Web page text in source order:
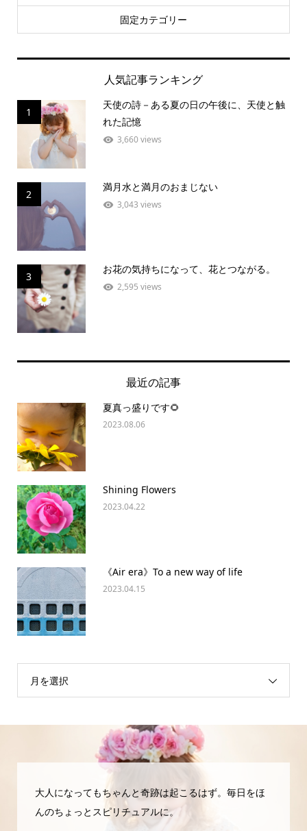
固定カテゴリー
人気記事ランキング
1
天使の詩－ある夏の日の午後に、天使と触
れた記憶
3,660 views
2
満月水と満月のおまじない
3,043 views
3
お花の気持ちになって、花とつながる。
2,595 views
最近の記事
夏真っ盛りです🌻
2023.08.06
Shining Flowers
2023.04.22
《Air era》To a new way of life
2023.04.15
月を選択
大人になってもちゃんと奇跡は起こるはず。毎日をほ
んのちょっとスピリチュアルに。